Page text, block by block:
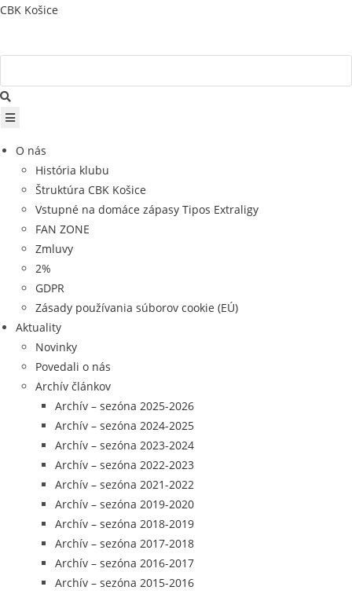
Skip
CBK Košice
O nás
História klubu
Štruktúra CBK Košice
Vstupné na domáce zápasy Tipos Extraligy
FAN ZONE
Zmluvy
2%
GDPR
Zásady používania súborov cookie (EÚ)
Aktuality
Novinky
Povedali o nás
Archív článkov
Archív – sezóna 2025-2026
Archív – sezóna 2024-2025
Archív – sezóna 2023-2024
Archív – sezóna 2022-2023
Archív – sezóna 2021-2022
Archív – sezóna 2019-2020
Archív – sezóna 2018-2019
Archív – sezóna 2017-2018
Archív – sezóna 2016-2017
Archív – sezóna 2015-2016